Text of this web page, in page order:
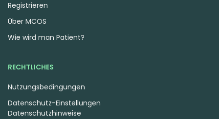
Registrieren
Über MCOS
Wie wird man Patient?
RECHTLICHES
Nutzungsbedingungen
Datenschutzhinweise
Datenschutz-Einstellungen